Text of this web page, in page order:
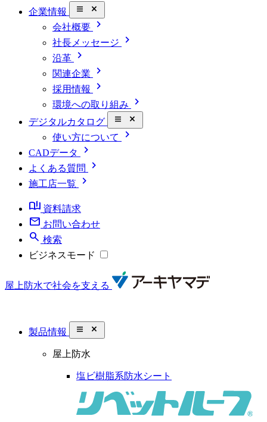
企業情報 close_small
会社概要 chevron_right
社長メッセージ chevron_right
沿革 chevron_right
関連企業 chevron_right
採用情報 chevron_right
環境への取り組み chevron_right
デジタルカタログ close_small
使い方について chevron_right
CADデータ chevron_right
よくある質問 chevron_right
施工店一覧
chevron_right
book_ribbon 資料請求
mail お問い合わせ
search 検索
ビジネスモード
屋上防水で社会を支える
製品情報 close_small
屋上防水
塩ビ樹脂系防水シート